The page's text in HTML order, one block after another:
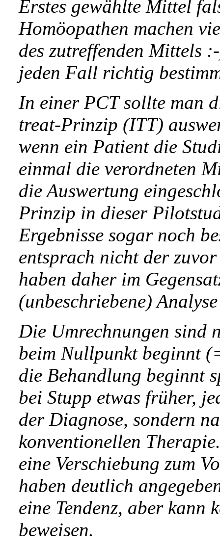
Erstes gewählte Mittel
Homöopathen machen
des zutreffenden Mittels
jeden Fall richtig
In einer PCT sollte man
treat-Prinzip (ITT)
wenn ein Patient die
einmal die verordneten
die Auswertung
Prinzip in dieser
Ergebnisse sogar noch
entsprach nicht der
haben daher im
(unbeschriebene)
Die Umrechnungen sind
beim Nullpunkt beginnt
die Behandlung beginnt
bei Stupp etwas früher,
der Diagnose, sondern
konventionellen
eine Verschiebung zum
haben deutlich
eine Tendenz, aber kann
beweisen.